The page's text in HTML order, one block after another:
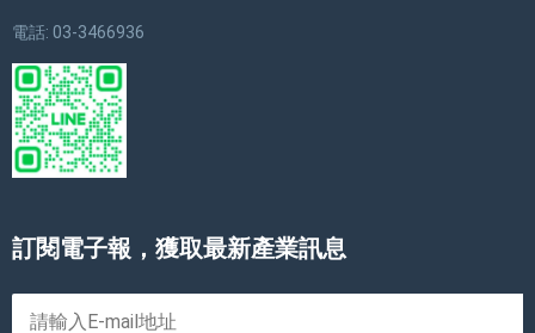
電話: 03-3466936
訂閱電子報，獲取最新產業訊息